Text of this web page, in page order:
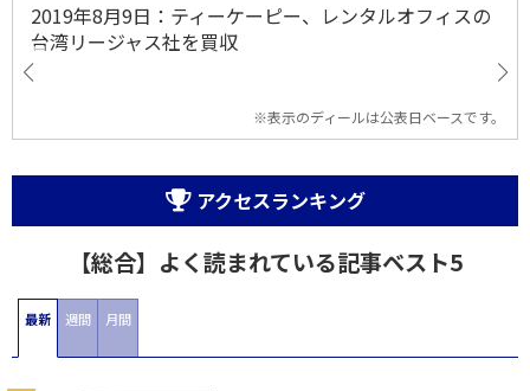
2019年8月9日：ティーケーピー、レンタルオフィスの
台湾リージャス社を買収
※表示のディールは公表日ベースです。
アクセスランキング
【総合】よく読まれている記事ベスト5
最新 週間 月間